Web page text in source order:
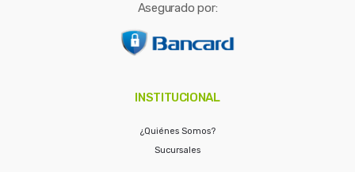
Asegurado por:
INSTITUCIONAL
¿Quiénes Somos?
Sucursales